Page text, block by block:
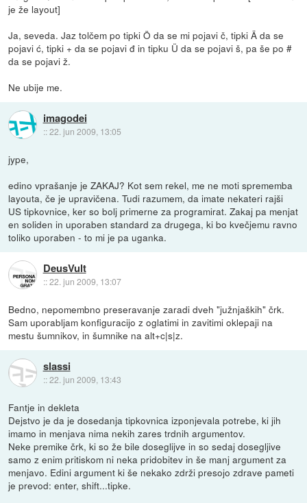
je že layout]
Ja, seveda. Jaz tolčem po tipki Ö da se mi pojavi č, tipki Ä da se
pojavi ć, tipki + da se pojavi đ in tipku Ü da se pojavi š, pa še po #
da se pojavi ž.
Ne ubije me.
imagodei
::22. jun 2009, 13:05
jype,
edino vprašanje je ZAKAJ? Kot sem rekel, me ne moti sprememba
layouta, če je upravičena. Tudi razumem, da imate nekateri rajši
US tipkovnice, ker so bolj primerne za programirat. Zakaj pa menjat
en soliden in uporaben standard za drugega, ki bo kvečjemu ravno
toliko uporaben - to mi je pa uganka.
DeusVult
::22. jun 2009, 13:07
Bedno, nepomembno preseravanje zaradi dveh "južnjaških" črk.
Sam uporabljam konfiguracijo z oglatimi in zavitimi oklepaji na
mestu šumnikov, in šumnike na alt+c|s|z.
slassi
::22. jun 2009, 13:43
Fantje in dekleta
Dejstvo je da je dosedanja tipkovnica izponjevala potrebe, ki jih
imamo in menjava nima nekih zares trdnih argumentov.
Neke premike črk, ki so že bile doseglijve in so sedaj dosegljive
samo z enim pritiskom ni neka pridobitev in še manj argument za
menjavo. Edini argument ki še nekako zdrži presojo zdrave pameti
je prevod: enter, shift...tipke.